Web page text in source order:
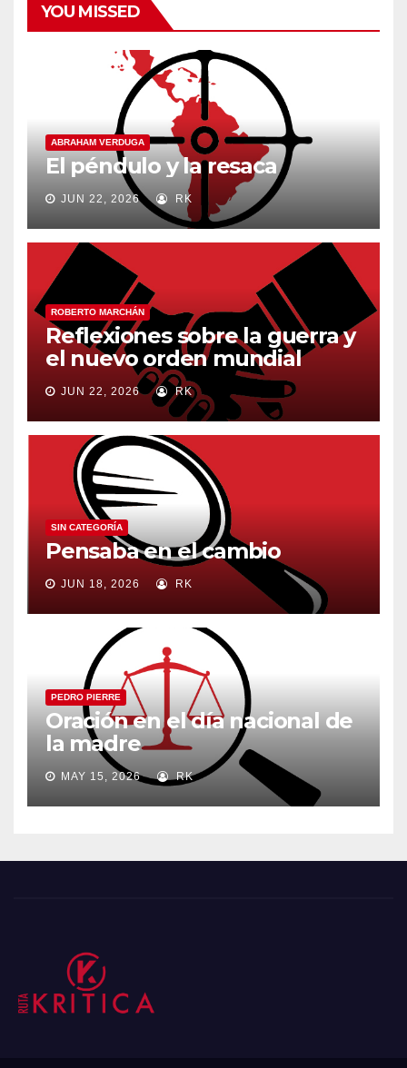
YOU MISSED
ABRAHAM VERDUGA
El péndulo y la resaca
JUN 22, 2026 RK
ROBERTO MARCHÁN
Reflexiones sobre la guerra y
el nuevo orden mundial
JUN 22, 2026 RK
SIN CATEGORÍA
Pensaba en el cambio
JUN 18, 2026 RK
PEDRO PIERRE
Oración en el día nacional de
la madre
MAY 15, 2026 RK